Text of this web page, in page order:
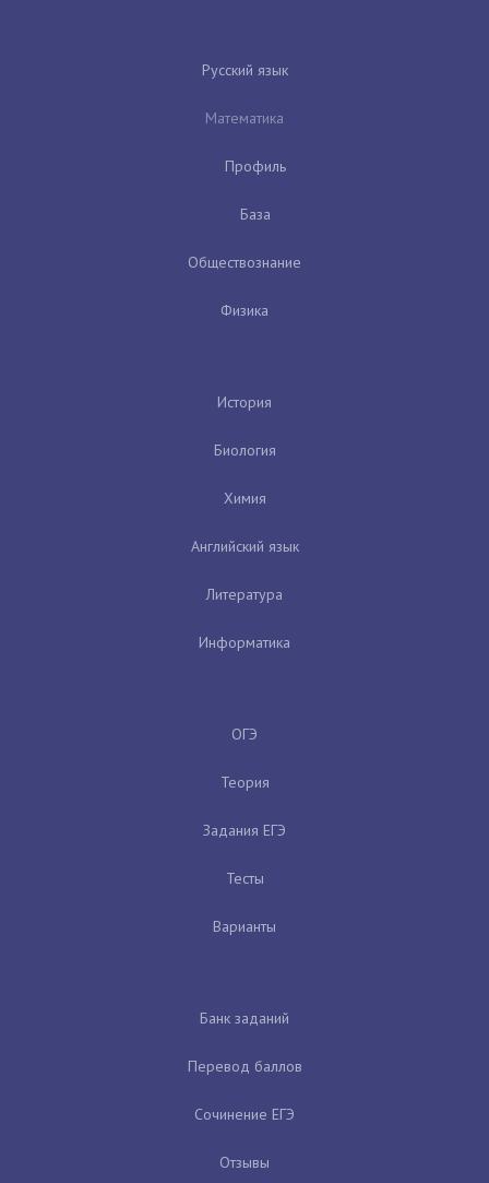
Русский язык
Математика
Профиль
База
Обществознание
Физика
История
Биология
Химия
Английский язык
Литература
Информатика
ОГЭ
Теория
Задания ЕГЭ
Тесты
Варианты
Банк заданий
Перевод баллов
Сочинение ЕГЭ
Отзывы